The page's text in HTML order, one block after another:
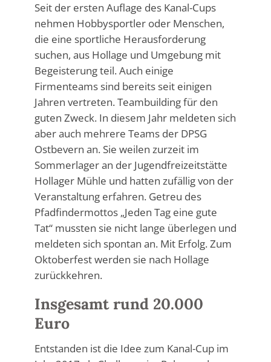
Seit der ersten Auflage des Kanal-Cups
nehmen Hobbysportler oder Menschen,
die eine sportliche Herausforderung
suchen, aus Hollage und Umgebung mit
Begeisterung teil. Auch einige
Firmenteams sind bereits seit einigen
Jahren vertreten. Teambuilding für den
guten Zweck. In diesem Jahr meldeten sich
aber auch mehrere Teams der DPSG
Ostbevern an. Sie weilen zurzeit im
Sommerlager an der Jugendfreizeitstätte
Hollager Mühle und hatten zufällig von der
Veranstaltung erfahren. Getreu des
Pfadfindermottos „Jeden Tag eine gute
Tat“ mussten sie nicht lange überlegen und
meldeten sich spontan an. Mit Erfolg. Zum
Oktoberfest werden sie nach Hollage
zurückkehren.
Insgesamt rund 20.000
Euro
Entstanden ist die Idee zum Kanal-Cup im